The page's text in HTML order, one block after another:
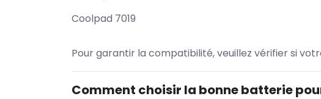
Coolpad 7019
Pour garantir la compatibilité, veuillez vérifier si
Comment choisir la bonne batterie